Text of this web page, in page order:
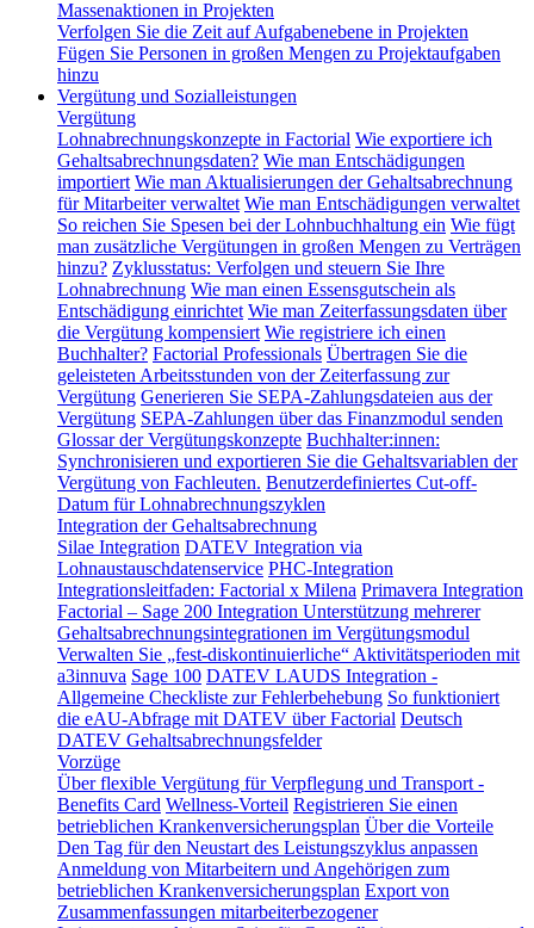
Massenaktionen in Projekten
Verfolgen Sie die Zeit auf Aufgabenebene in Projekten
Fügen Sie Personen in großen Mengen zu Projektaufgaben
hinzu
Vergütung und Sozialleistungen
Vergütung
Lohnabrechnungskonzepte in Factorial Wie exportiere ich
Gehaltsabrechnungsdaten? Wie man Entschädigungen
importiert Wie man Aktualisierungen der Gehaltsabrechnung
für Mitarbeiter verwaltet Wie man Entschädigungen verwaltet
So reichen Sie Spesen bei der Lohnbuchhaltung ein Wie fügt
man zusätzliche Vergütungen in großen Mengen zu Verträgen
hinzu? Zyklusstatus: Verfolgen und steuern Sie Ihre
Lohnabrechnung Wie man einen Essensgutschein als
Entschädigung einrichtet Wie man Zeiterfassungsdaten über
die Vergütung kompensiert Wie registriere ich einen
Buchhalter? Factorial Professionals Übertragen Sie die
geleisteten Arbeitsstunden von der Zeiterfassung zur
Vergütung Generieren Sie SEPA-Zahlungsdateien aus der
Vergütung SEPA-Zahlungen über das Finanzmodul senden
Glossar der Vergütungskonzepte Buchhalter:innen:
Synchronisieren und exportieren Sie die Gehaltsvariablen der
Vergütung von Fachleuten. Benutzerdefiniertes Cut-off-
Datum für Lohnabrechnungszyklen
Integration der Gehaltsabrechnung
Silae Integration DATEV Integration via
Lohnaustauschdatenservice PHC-Integration
Integrationsleitfaden: Factorial x Milena Primavera Integration
Factorial – Sage 200 Integration Unterstützung mehrerer
Gehaltsabrechnungsintegrationen im Vergütungsmodul
Verwalten Sie „fest-diskontinuierliche“ Aktivitätsperioden mit
a3innuva Sage 100 DATEV LAUDS Integration -
Allgemeine Checkliste zur Fehlerbehebung So funktioniert
die eAU-Abfrage mit DATEV über Factorial Deutsch
DATEV Gehaltsabrechnungsfelder
Vorzüge
Über flexible Vergütung für Verpflegung und Transport -
Benefits Card Wellness-Vorteil Registrieren Sie einen
betrieblichen Krankenversicherungsplan Über die Vorteile
Den Tag für den Neustart des Leistungszyklus anpassen
Anmeldung von Mitarbeitern und Angehörigen zum
betrieblichen Krankenversicherungsplan Export von
Zusammenfassungen mitarbeiterbezogener